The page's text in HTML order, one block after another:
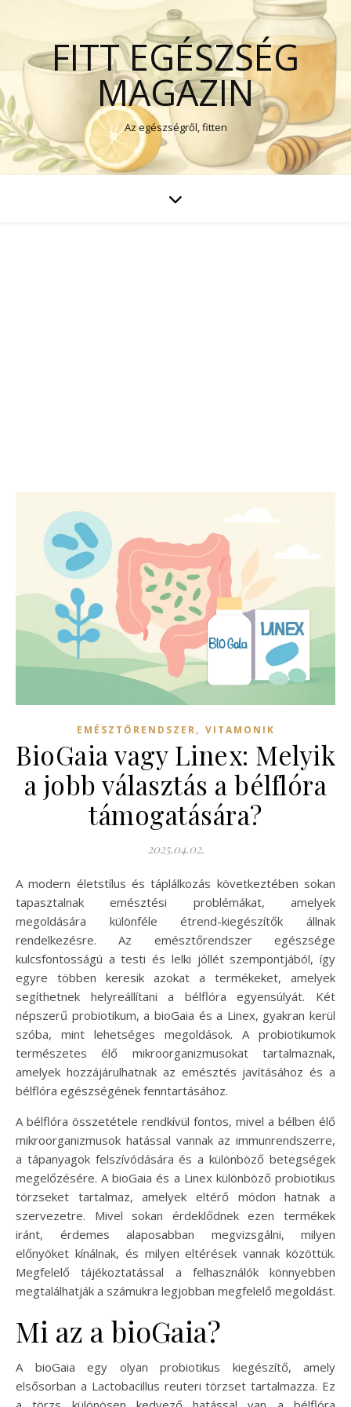
FITT EGÉSZSÉG
MAGAZIN
Az egészségről, fitten
EMÉSZTŐRENDSZER, VITAMONIK
BioGaia vagy Linex: Melyik
a jobb választás a bélflóra
támogatására?
2025.04.02.
A modern életstílus és táplálkozás következtében sokan
tapasztalnak emésztési problémákat, amelyek
megoldására különféle étrend-kiegészítők állnak
rendelkezésre. Az emésztőrendszer egészsége
kulcsfontosságú a testi és lelki jóllét szempontjából, így
egyre többen keresik azokat a termékeket, amelyek
segíthetnek helyreállítani a bélflóra egyensúlyát. Két
népszerű probiotikum, a bioGaia és a Linex, gyakran kerül
szóba, mint lehetséges megoldások. A probiotikumok
természetes élő mikroorganizmusokat tartalmaznak,
amelyek hozzájárulhatnak az emésztés javításához és a
bélflóra egészségének fenntartásához.
A bélflóra összetétele rendkívül fontos, mivel a bélben élő
mikroorganizmusok hatással vannak az immunrendszerre,
a tápanyagok felszívódására és a különböző betegségek
megelőzésére. A bioGaia és a Linex különböző probiotikus
törzseket tartalmaz, amelyek eltérő módon hatnak a
szervezetre. Mivel sokan érdeklődnek ezen termékek
iránt, érdemes alaposabban megvizsgálni, milyen
előnyöket kínálnak, és milyen eltérések vannak közöttük.
Megfelelő tájékoztatással a felhasználók könnyebben
megtalálhatják a számukra legjobban megfelelő megoldást.
Mi az a bioGaia?
A bioGaia egy olyan probiotikus kiegészítő, amely
elsősorban a Lactobacillus reuteri törzset tartalmazza. Ez